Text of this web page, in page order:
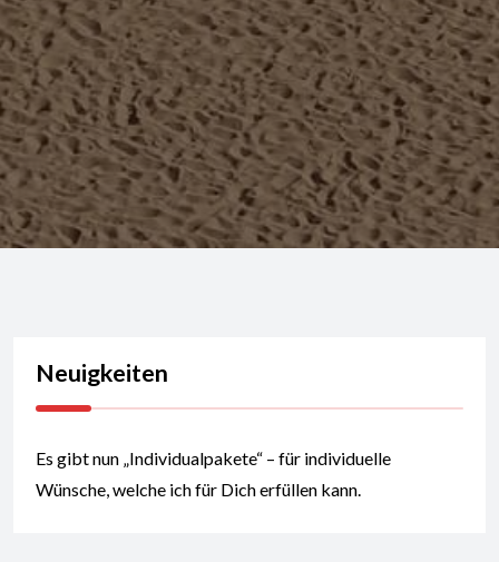
Neuigkeiten
Es gibt nun „Individualpakete“ – für individuelle
Wünsche, welche ich für Dich erfüllen kann.